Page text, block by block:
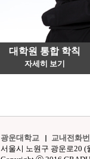
대학원 통합 학칙
자세히 보기
광운대학교
교내전화
서울시 노원구 광운로20 (